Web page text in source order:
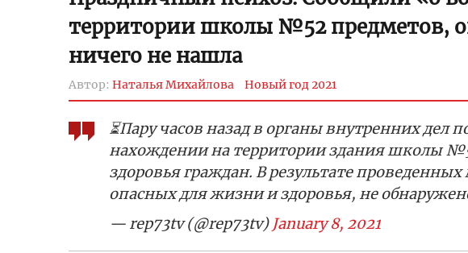
территории школы №52 предметов,
ничего не нашла
Автор: Наталья Михайлова Новый год 2021
⏳Пару часов назад в органы внутренних
нахождении на территории здания школы
здоровья граждан. В результате
опасных для жизни и здоровья, не
— rep73tv (@rep73tv) January 8, 2021